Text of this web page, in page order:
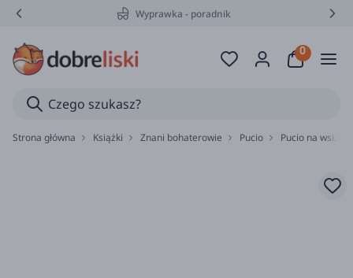
Wyprawka - poradnik
Strona główna Książki Znani bohaterowie Pucio Pucio na wsi.